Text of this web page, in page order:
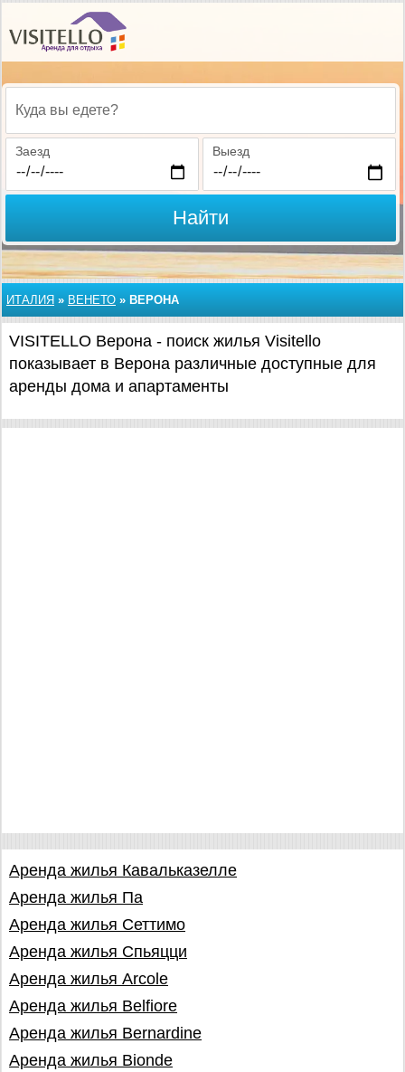
Куда вы едете?
Заезд Выезд
Найти
ИТАЛИЯ » ВЕНЕТО » ВЕРОНА
VISITELLO Верона - поиск жилья Visitello
показывает в Верона различные доступные для
аренды дома и апартаменты
Аренда жилья Кавальказелле
Аренда жилья Па
Аренда жилья Сеттимо
Аренда жилья Спьяцци
Аренда жилья Arcole
Аренда жилья Belfiore
Аренда жилья Bernardine
Аренда жилья Bionde